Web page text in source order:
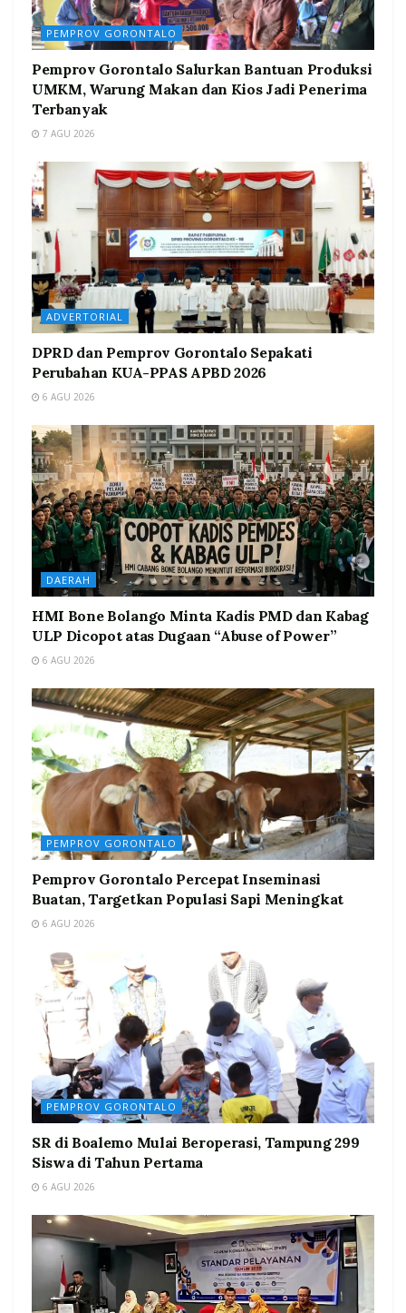
PEMPROV GORONTALO
Pemprov Gorontalo Salurkan Bantuan Produksi
UMKM, Warung Makan dan Kios Jadi Penerima
Terbanyak
7 AGU 2026
ADVERTORIAL
DPRD dan Pemprov Gorontalo Sepakati
Perubahan KUA-PPAS APBD 2026
6 AGU 2026
DAERAH
HMI Bone Bolango Minta Kadis PMD dan Kabag
ULP Dicopot atas Dugaan “Abuse of Power”
6 AGU 2026
PEMPROV GORONTALO
Pemprov Gorontalo Percepat Inseminasi
Buatan, Targetkan Populasi Sapi Meningkat
6 AGU 2026
PEMPROV GORONTALO
SR di Boalemo Mulai Beroperasi, Tampung 299
Siswa di Tahun Pertama
6 AGU 2026